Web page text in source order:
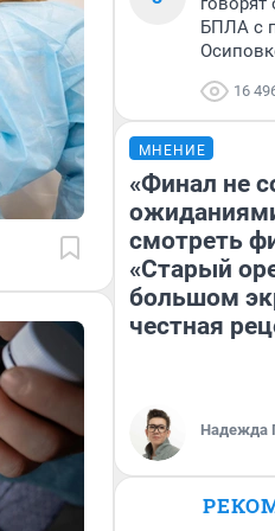
БПЛА с
16
МНЕНИЕ
«Финал не
смотреть
«Старый
большом
честная
Надежда